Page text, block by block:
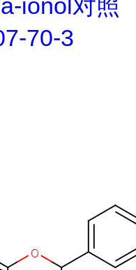
ionol对照
70-3